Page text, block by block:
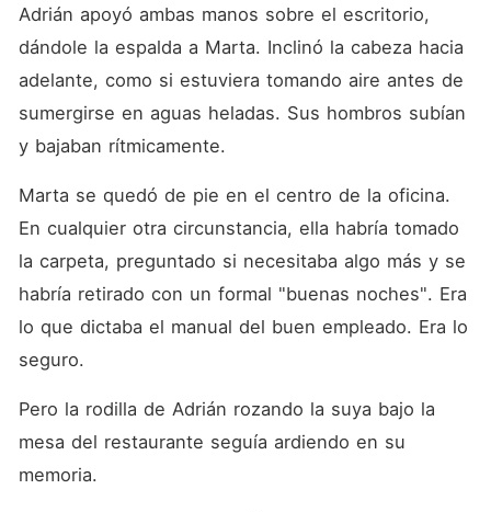
Adrián apoyó ambas manos sobre el escritorio,
dándole la espalda a Marta. Inclinó la cabeza hacia
adelante, como si estuviera tomando aire antes de
sumergirse en aguas heladas. Sus hombros subían
y bajaban rítmicamente.
Marta se quedó de pie en el centro de la oficina.
En cualquier otra circunstancia, ella habría tomado
la carpeta, preguntado si necesitaba algo más y se
habría retirado con un formal "buenas noches". Era
lo que dictaba el manual del buen empleado. Era lo
seguro.
Pero la rodilla de Adrián rozando la suya bajo la
mesa del restaurante seguía ardiendo en su
memoria.